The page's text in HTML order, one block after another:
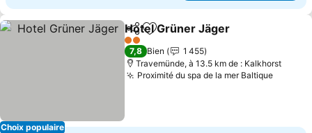
Choix populaire
PartagerAjouter à mes favoris
Hotel Grüner Jäger
2 Étoiles
7,8 Bien
1 455
Travemünde, à 13.5 km de : Kalkhorst
Proximité du spa de la mer Baltique